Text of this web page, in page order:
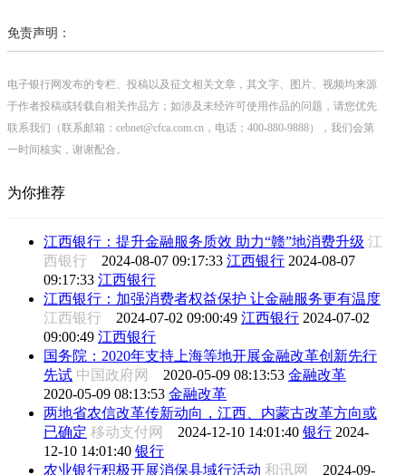
免责声明：
电子银行网发布的专栏、投稿以及征文相关文章，其文字、图片、视频均来源
于作者投稿或转载自相关作品方；如涉及未经许可使用作品的问题，请您优先
联系我们（联系邮箱：cebnet@cfca.com.cn，电话：400-880-9888），我们会第
一时间核实，谢谢配合。
为你推荐
江西银行：提升金融服务质效 助力“赣”地消费升级 江
西银行 2024-08-07 09:17:33 江西银行 2024-08-07
09:17:33 江西银行
江西银行：加强消费者权益保护 让金融服务更有温度
江西银行 2024-07-02 09:00:49 江西银行 2024-07-02
09:00:49 江西银行
国务院：2020年支持上海等地开展金融改革创新先行
先试 中国政府网 2020-05-09 08:13:53 金融改革
2020-05-09 08:13:53 金融改革
两地省农信改革传新动向，江西、内蒙古改革方向或
已确定 移动支付网 2024-12-10 14:01:40 银行 2024-
12-10 14:01:40 银行
农业银行积极开展消保县域行活动 和讯网 2024-09-